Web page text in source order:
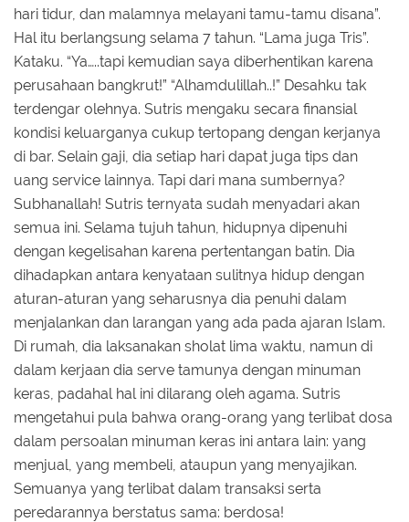
hari tidur, dan malamnya melayani tamu-tamu disana”.
Hal itu berlangsung selama 7 tahun. “Lama juga Tris”.
Kataku. “Ya…..tapi kemudian saya diberhentikan karena
perusahaan bangkrut!” “Alhamdulillah..!” Desahku tak
terdengar olehnya. Sutris mengaku secara finansial
kondisi keluarganya cukup tertopang dengan kerjanya
di bar. Selain gaji, dia setiap hari dapat juga tips dan
uang service lainnya. Tapi dari mana sumbernya?
Subhanallah! Sutris ternyata sudah menyadari akan
semua ini. Selama tujuh tahun, hidupnya dipenuhi
dengan kegelisahan karena pertentangan batin. Dia
dihadapkan antara kenyataan sulitnya hidup dengan
aturan-aturan yang seharusnya dia penuhi dalam
menjalankan dan larangan yang ada pada ajaran Islam.
Di rumah, dia laksanakan sholat lima waktu, namun di
dalam kerjaan dia serve tamunya dengan minuman
keras, padahal hal ini dilarang oleh agama. Sutris
mengetahui pula bahwa orang-orang yang terlibat dosa
dalam persoalan minuman keras ini antara lain: yang
menjual, yang membeli, ataupun yang menyajikan.
Semuanya yang terlibat dalam transaksi serta
peredarannya berstatus sama: berdosa!